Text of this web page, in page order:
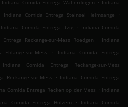
Indiana Comida Entrega Walferdingen
Indiana
. Indiana Comida Entrega Steinsel Helmsange
.
Indiana Comida Entrega Itzig . Indiana Comida
Reckange-sur-Mess Roedgen . Indiana
Ehlange-sur-Mess
.
Indiana Comida Entrega
Indiana Comida Entrega Reckange-sur-Mess
Reckange-sur-Mess . Indiana Comida Entrega
Comida Entrega Recken op der Mess . Indiana
Comida Entrega Holzem .
Indiana Comida